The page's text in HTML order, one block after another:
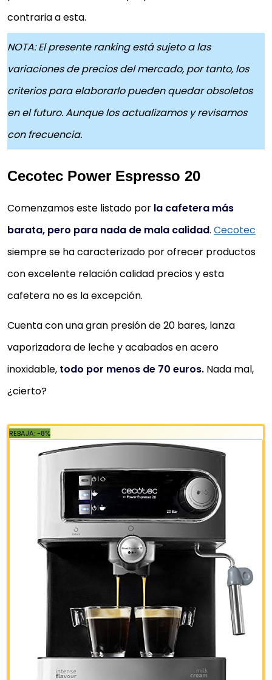
contraria a esta.
NOTA: El presente ranking está sujeto a las
variaciones de precios del mercado, por tanto, los
criterios para elaborarlo pueden quedar obsoletos
en el futuro.Aunque los actualizamos y revisamos
con frecuencia.
Cecotec Power Espresso 20
Comenzamos este listado por la cafetera más
barata, pero para nada de mala calidad. Cecotec
siempre se ha caracterizado por ofrecer productos
con excelente relación calidad precios y esta
cafetera no es la excepción.
Cuenta con una gran presión de 20 bares, lanza
vaporizadora de leche y acabados en acero
inoxidable, todo por menos de 70 euros. Nada mal,
¿cierto?